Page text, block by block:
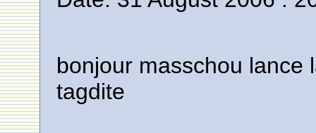
bonjour masschou lance
tagdite